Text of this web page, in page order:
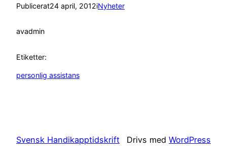
Publicerat24 april, 2012iNyheter
avadmin
Etiketter:
personlig assistans
Svensk Handikapptidskrift Drivs med WordPress